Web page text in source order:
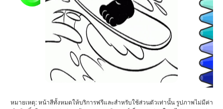
หมายเหตุ: หน้าสีทั้งหมดให้บริการฟรีและสำหรับใช้ส่วนตัวเท่านั้น รูปภาพไม่มีค่า